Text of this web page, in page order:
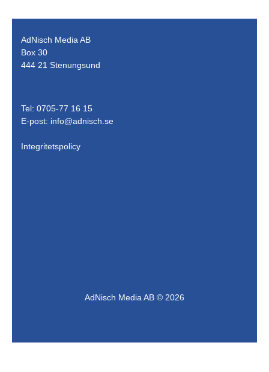
AdNisch Media AB
Box 30
444 21 Stenungsund
Tel: 0705-77 16 15
E-post: info@adnisch.se
Integritetspolicy
AdNisch Media AB © 2026